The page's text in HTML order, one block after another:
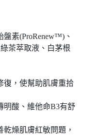
素(ProRenew™)、
茶萃取液、白茅根
復，使幫助肌膚重拾
明酸、維他命B3有舒
燥肌膚紅敏問題，